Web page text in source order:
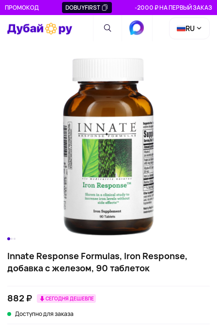
ПРОМОКОД DOBUYFIRST -2000 ₽ НА ПЕРВЫЙ ЗАКАЗ
RU
Innate Response Formulas, Iron Response,
добавка с железом, 90 таблеток
882 ₽ СЕГОДНЯ ДЕШЕВЛЕ
Доступно для заказа